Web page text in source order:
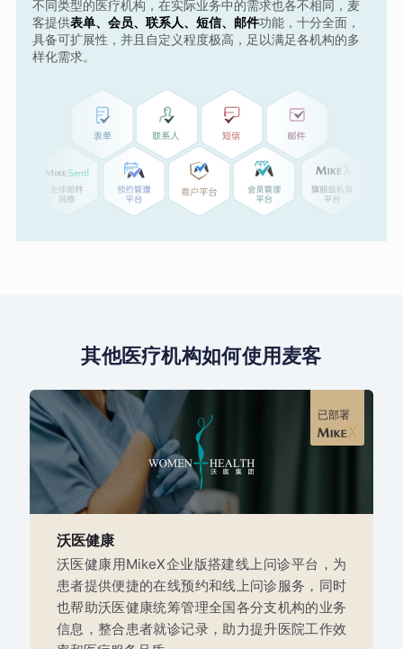
不同类型的医疗机构，在实际业务中的需求也各不相同，麦
客提供表单、会员、联系人、短信、邮件功能，十分全面，
具备可扩展性，并且自定义程度极高，足以满足各机构的多
样化需求。
其他医疗机构如何使用麦客
已部署
沃医健康
沃医健康用MikeX企业版搭建线上问诊平台，为
患者提供便捷的在线预约和线上问诊服务，同时
也帮助沃医健康统筹管理全国各分支机构的业务
信息，整合患者就诊记录，助力提升医院工作效